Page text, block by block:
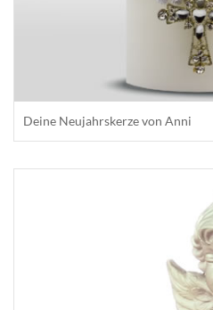
Deine Neujahrskerze von Anni